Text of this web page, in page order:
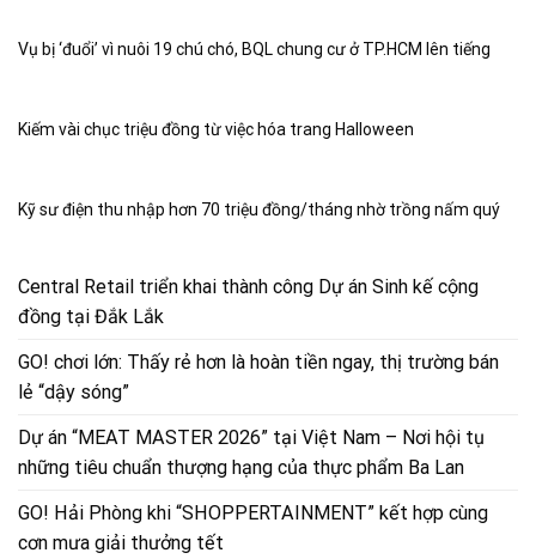
Vụ bị ‘đuổi’ vì nuôi 19 chú chó, BQL chung cư ở TP.HCM lên tiếng
Kiếm vài chục triệu đồng từ việc hóa trang Halloween
Kỹ sư điện thu nhập hơn 70 triệu đồng/tháng nhờ trồng nấm quý
Central Retail triển khai thành công Dự án Sinh kế cộng
đồng tại Đắk Lắk
GO! chơi lớn: Thấy rẻ hơn là hoàn tiền ngay, thị trường bán
lẻ “dậy sóng”
Dự án “MEAT MASTER 2026” tại Việt Nam – Nơi hội tụ
những tiêu chuẩn thượng hạng của thực phẩm Ba Lan
GO! Hải Phòng khi “SHOPPERTAINMENT” kết hợp cùng
cơn mưa giải thưởng tết